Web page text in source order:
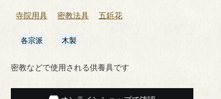
寺院用具 密教法具 五鋲花
各宗派 木製
密教などで使用される供養具です